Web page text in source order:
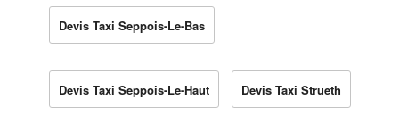
Devis Taxi Seppois-Le-Bas
Devis Taxi Seppois-Le-Haut Devis Taxi Strueth